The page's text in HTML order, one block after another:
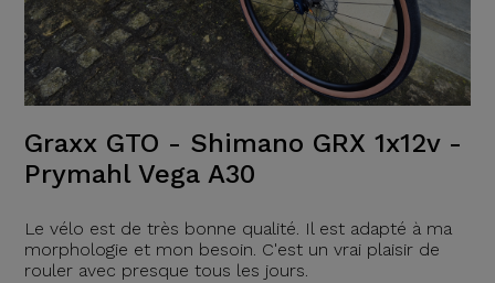
Graxx GTO - Shimano GRX 1x12v -
Prymahl Vega A30
Le vélo est de très bonne qualité. Il est adapté à ma
morphologie et mon besoin. C'est un vrai plaisir de
rouler avec presque tous les jours.